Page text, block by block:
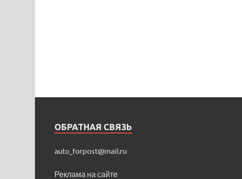
ОБРАТНАЯ СВЯЗЬ
auto_forpost@mail.ru
Реклама на сайте